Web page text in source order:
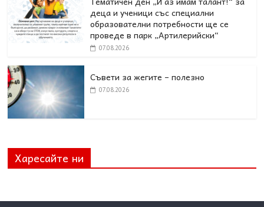
деца и ученици със специални
образователни потребности ще се
проведе в парк „Артилерийски“
07.08.2026
Съвети за жегите – полезно
07.08.2026
Харесайте ни